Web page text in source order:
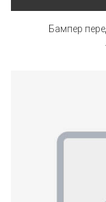
Бампер